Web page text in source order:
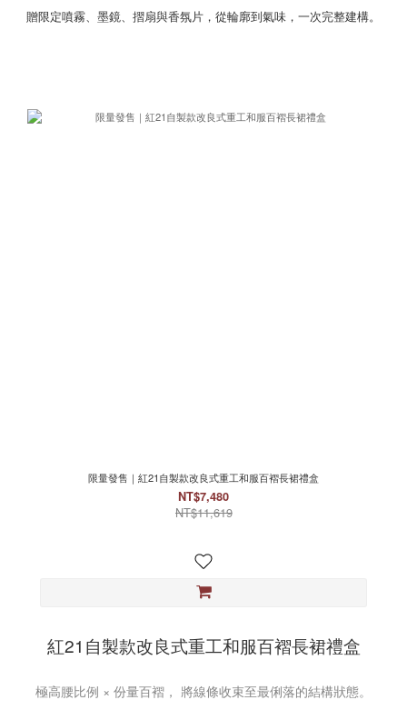
贈限定噴霧、墨鏡、摺扇與香氛片，從輪廓到氣味，一次完整建構。
限量發售｜紅21自製款改良式重工和服百褶長裙禮盒
NT$7,480
NT$11,619
紅21自製款改良式重工和服百褶長裙禮盒
極高腰比例 × 份量百褶， 將線條收束至最俐落的結構狀態。